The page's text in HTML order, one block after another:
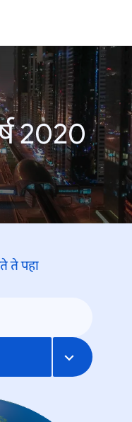
2020
ते पहा